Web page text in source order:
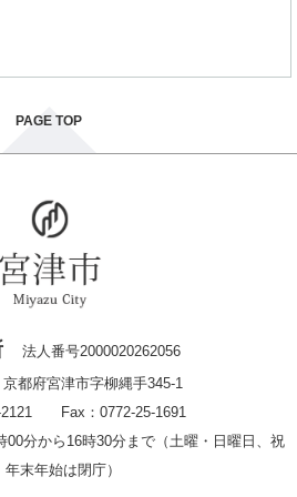
PAGE TOP
法人番号2000020262056
都府宮津市字柳縄手345-1
2121 Fax：0772-25-1691
00分から16時30分まで（土曜・日曜日、祝
年末年始は閉庁）